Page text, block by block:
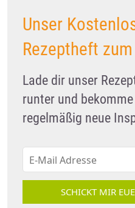
Unser
Rezeptheft
Lade dir unser
runter und bekomme
regelmäßig neue
SCHICKT MIR